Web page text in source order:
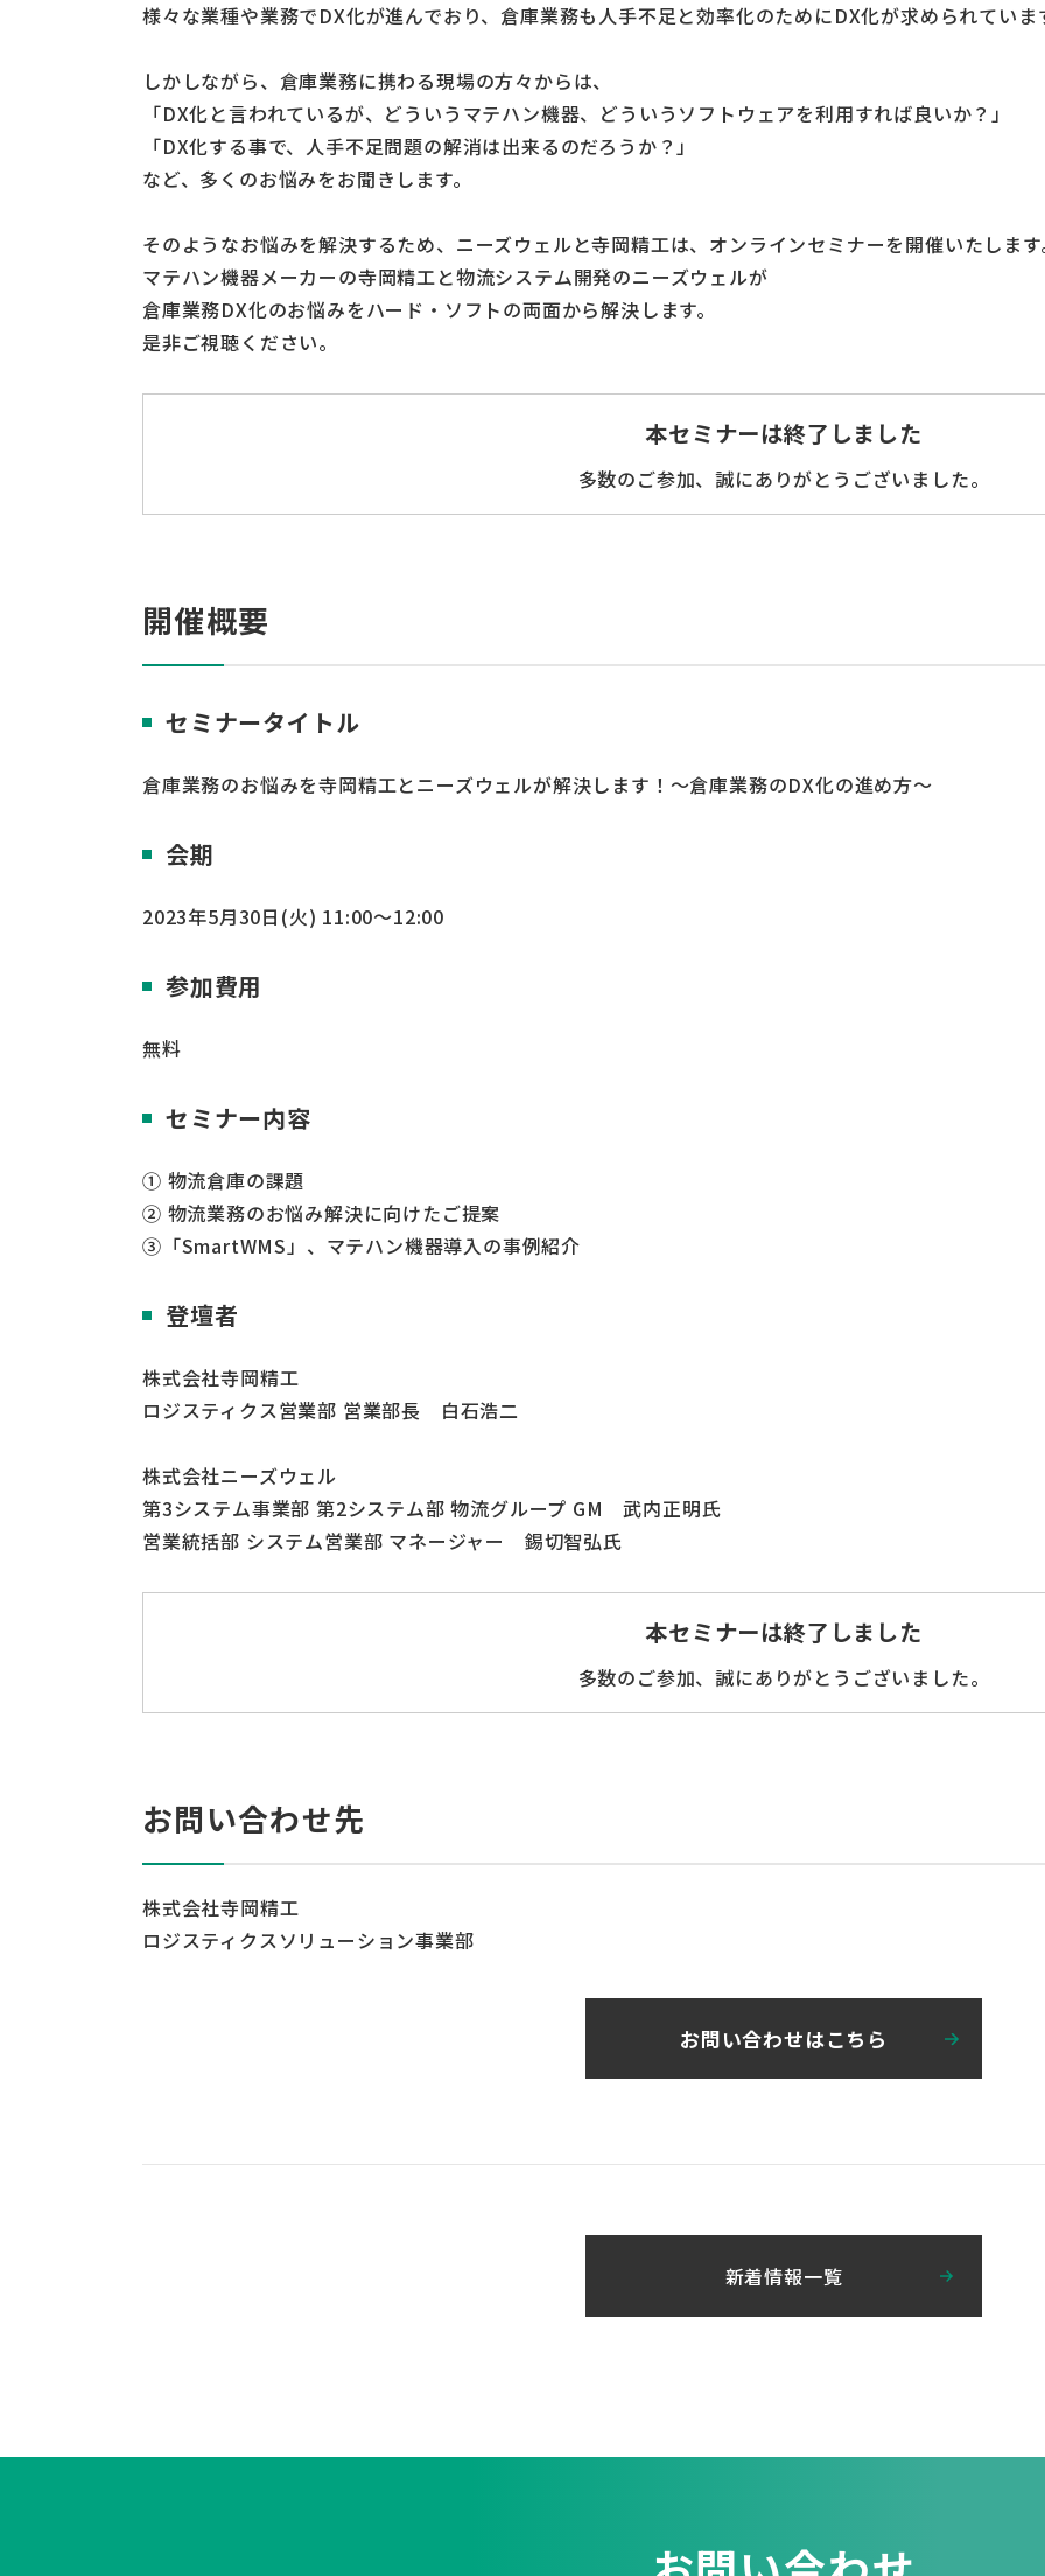
様々な業種や業務でDX化が進んでおり、倉庫業務も人手不足と効率化のためにDX化が求められていま
しかしながら、倉庫業務に携わる現場の方々からは、
「DX化と言われているが、どういうマテハン機器、どういうソフトウェアを利用すれば良いか？」
「DX化する事で、人手不足問題の解消は出来るのだろうか？」
など、多くのお悩みをお聞きします。
そのようなお悩みを解決するため、ニーズウェルと寺岡精工は、オンラインセミナーを開催いたしま
マテハン機器メーカーの寺岡精工と物流システム開発のニーズウェルが
倉庫業務DX化のお悩みをハード・ソフトの両面から解決します。
是非ご視聴ください。
本セミナーは終了しました
多数のご参加、誠にありがとうございました。
開催概要
セミナータイトル
倉庫業務のお悩みを寺岡精工とニーズウェルが解決します！～倉庫業務のDX化の進め方～
会期
2023年5月30日(火) 11:00～12:00
参加費用
無料
セミナー内容
① 物流倉庫の課題
② 物流業務のお悩み解決に向けたご提案
③「SmartWMS」、マテハン機器導入の事例紹介
登壇者
株式会社寺岡精工
ロジスティクス営業部 営業部長 白石浩二
株式会社ニーズウェル
第3システム事業部 第2システム部 物流グループ GM 武内正明氏
営業統括部 システム営業部 マネージャー 錫切智弘氏
本セミナーは終了しました
多数のご参加、誠にありがとうございました。
お問い合わせ先
株式会社寺岡精工
ロジスティクスソリューション事業部
お問い合わせはこちら
新着情報一覧